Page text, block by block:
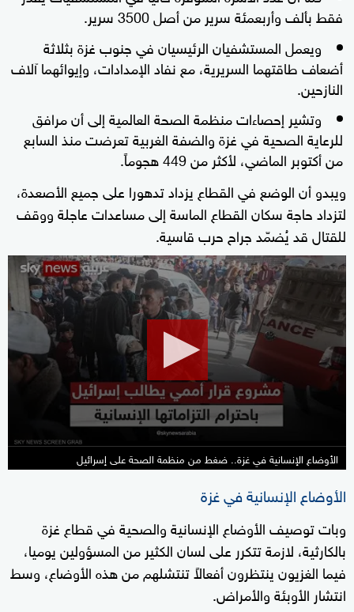
فقط بألف وأربعمئة سرير من أصل 3500 سرير.
ويعمل المستشفيان الرئيسيان في جنوب غزة بثلاثة
أضعاف طاقتهما السريرية، مع نفاد الإمدادات، وإيوائهما آلاف
النازحين.
وتشير إحصاءات منظمة الصحة العالمية إلى أن مرافق
للرعاية الصحية في غزة والضفة الغربية تعرضت منذ السابع
من أكتوبر الماضي، لأكثر من 449 هجوماً.
ويبدو أن الوضع في القطاع يزداد تدهورا على جميع الأصعدة،
لتزداد حاجة سكان القطاع الماسة إلى مساعدات عاجلة ووقف
للقتال قد يُضمّد جراح حرب قاسية.
seconds
of
minutes,
46
seconds
الأوضاع الإنسانية في غزة.. ضغط من منظمة الصحة على إسرائيل
الأوضاع الإنسانية في غزة
وبات توصيف الأوضاع الإنسانية والصحية في قطاع غزة
بالكارثية، لازمة تتكرر على لسان الكثير من المسؤولين يوميا،
فيما الغزيون ينتظرون أفعالاً تنتشلهم من هذه الأوضاع، وسط
انتشار الأوبئة والأمراض.